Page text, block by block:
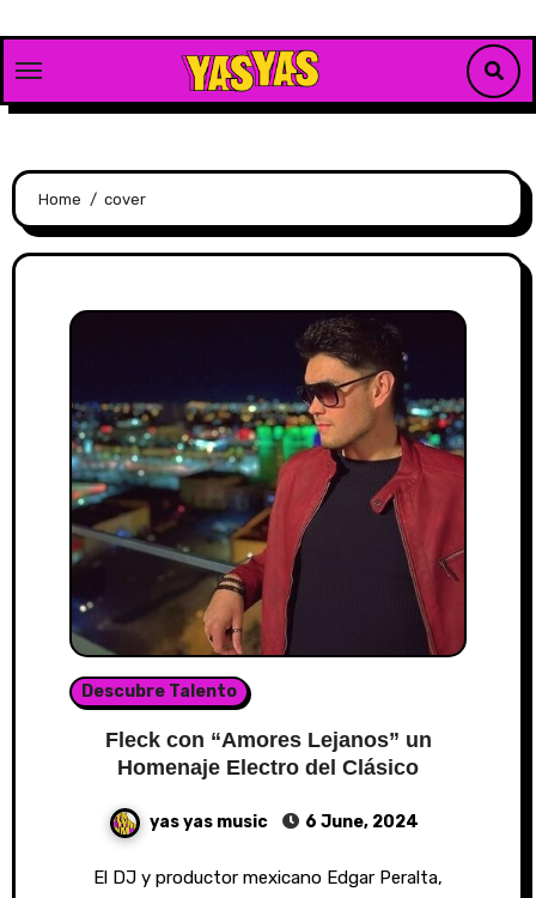
content
Home cover
Descubre Talento
Fleck con “Amores Lejanos” un
Homenaje Electro del Clásico
yas yas music 6 June, 2024
El DJ y productor mexicano Edgar Peralta,